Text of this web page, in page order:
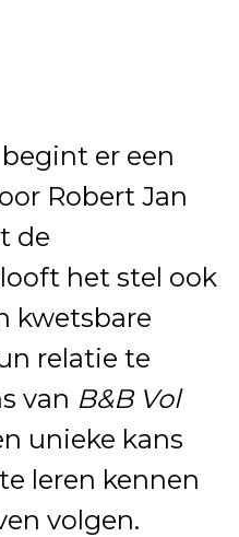
er een
Robert Jan
de
het stel ook
kwetsbare
relatie te
van B&B Vol
unieke kans
leren kennen
volgen.